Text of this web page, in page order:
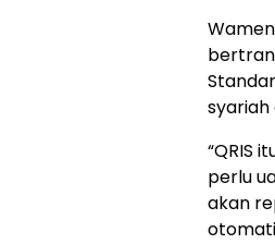
syariah
“QRIS
perlu
akan